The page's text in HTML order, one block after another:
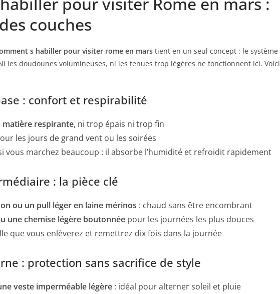
couches
s habiller pour visiter rome en mars tient en un seul concept : le système
les doudounes volumineuses, ni les tenues trop légères ne fonctionnent ici. Voici
: confort et respirabilité
respirante, ni trop épais ni trop fin
les jours de grand vent ou les soirées
vous marchez beaucoup : il absorbe l’humidité et refroidit rapidement
: la pièce clé
ou un pull léger en laine mérinos : chaud sans être encombrant
une chemise légère boutonnée pour les journées les plus douces
que vous enlèverez et remettrez dix fois dans la journée
: protection sans sacrifice de style
veste imperméable légère : idéal pour alterner soleil et pluie